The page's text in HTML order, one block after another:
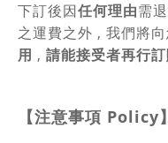
下訂後因任何理由需
之運費之外 , 我們將
用 , 請能接受者再行
【注意事項 Policy】